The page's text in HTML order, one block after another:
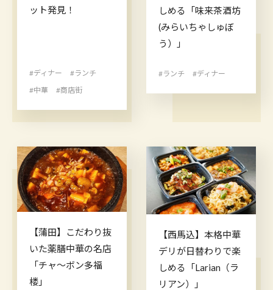
ット発見！
#ディナー
#ランチ
#中華
#商店街
しめる「味来茶酒坊
(みらいちゃしゅぼ
う）」
#ランチ #ディナー
【蒲田】こだわり抜
いた薬膳中華の名店
「チャ〜ボン多福
楼」
【西馬込】本格中華
デリが日替わりで楽
しめる「Larian（ラ
リアン）」